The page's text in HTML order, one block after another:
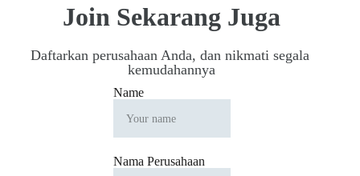
Name
Nama Perusahaan
Join Sekarang Juga
Daftarkan perusahaan Anda, dan nikmati segala
kemudahannya